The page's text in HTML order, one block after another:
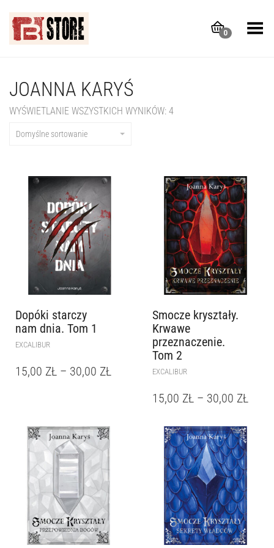
0
Toggle Menu
JOANNA KARYŚ
WYŚWIETLANIE WSZYSTKICH WYNIKÓW: 4
Domyślne sortowanie
Dopóki starczy
nam dnia. Tom 1
EXCALIBUR
15,00 ZŁ – 30,00 ZŁ
Smocze kryształy.
Krwawe
przeznaczenie.
Tom 2
EXCALIBUR
15,00 ZŁ – 30,00 ZŁ